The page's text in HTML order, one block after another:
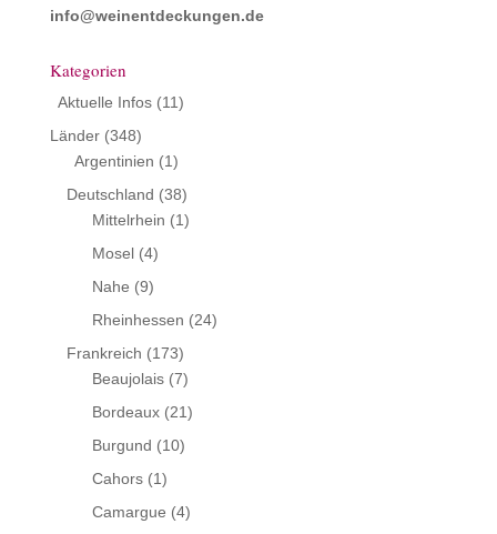
info@weinentdeckungen.de
Kategorien
Aktuelle Infos(11)
Länder(348)
Argentinien (1)
Deutschland (38)
Mittelrhein (1)
Mosel(4)
Nahe (9)
Rheinhessen (24)
Frankreich (173)
Beaujolais(7)
Bordeaux(21)
Burgund (10)
Cahors(1)
Camargue (4)